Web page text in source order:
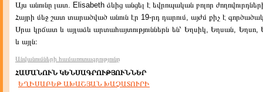
Այս անունը լատ. Elisabeth ձևից անցել է եվրոպական բոլոր
Հայրի մեջ շատ տարածված անուն էր 19-րդ դարում, այժմ քիչ է
Սրա կրճատ և այլաձև արտահայտություններն են՝ Եղսիկ, Եղսան,
և այլն։
Անվանումների համառոտագրությունը
ՀԱՄԱՆՈՒՆ ԿԵՆՍԱԳՐՈՒԹՅՈՒՆՆԵՐ
ԵՂԻՍԱԲԵԹ ԱԽԱՇՅԱՆ ԽԱՉԱՏՈՒՐԻ